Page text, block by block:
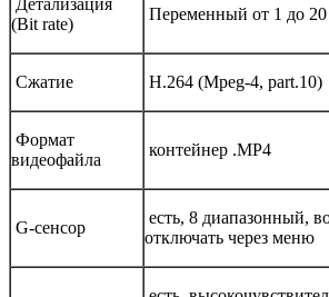
(Bit rate)
Переменный от 1 до 20
Сжатие Н.264 (Mpeg-4, part.10)
Формат
видеофайла
контейнер .MP4
G-сенсор
есть, 8 диапазонный,
отключать через меню